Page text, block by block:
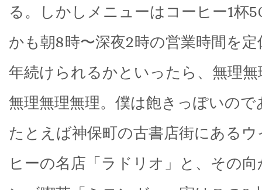
る。しかしメニューはコーヒー1杯
かも朝8時〜深夜2時の営業時間を
年続けられるかといったら、無理
無理無理無理。僕は飽きっぽいので
たとえば神保町の古書店街にある
ヒーの名店「ラドリオ」と、その